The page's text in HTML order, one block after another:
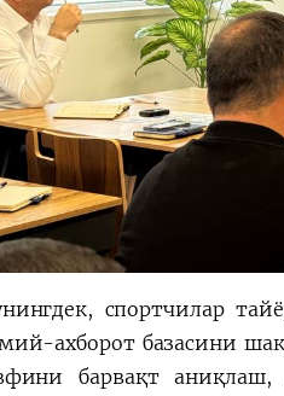
спортчилар
ахборот базасини
барвақт